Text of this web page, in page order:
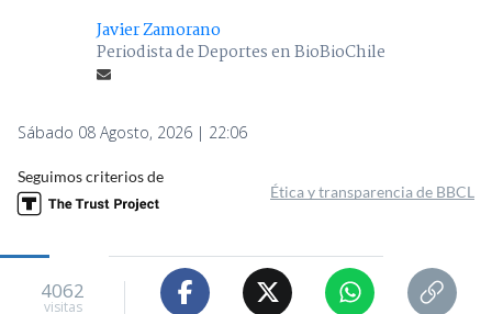
Javier Zamorano
Periodista de Deportes en BioBioChile
Sábado 08 Agosto, 2026 | 22:06
Seguimos criterios de
Ética y transparencia de BBCL
4062
visitas